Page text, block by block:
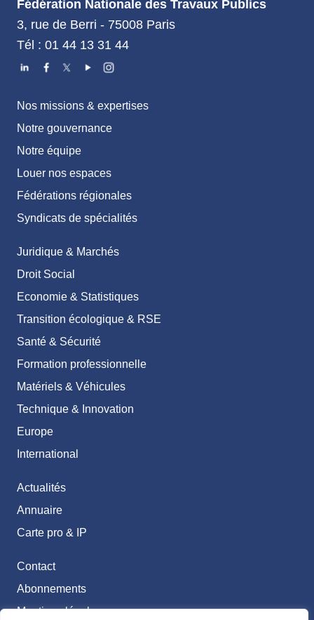
Fédération Nationale des Travaux Publics
3, rue de Berri - 75008 Paris
Tél : 01 44 13 31 44
Nos missions & expertises
Notre gouvernance
Notre équipe
Louer nos espaces
Fédérations régionales
Syndicats de spécialités
Juridique & Marchés
Droit Social
Economie & Statistiques
Transition écologique & RSE
Santé & Sécurité
Formation professionnelle
Matériels & Véhicules
Technique & Innovation
Europe
International
Actualités
Annuaire
Carte pro & IP
Contact
Abonnements
Mentions légales